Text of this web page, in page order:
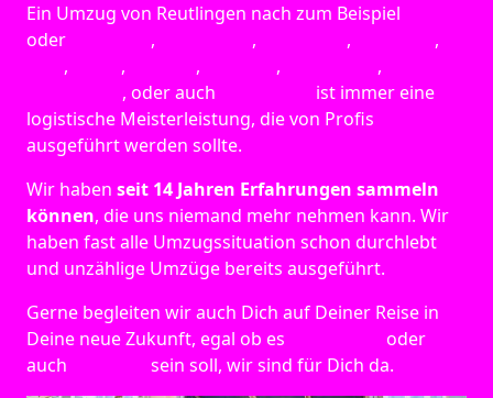
Ein Umzug von Reutlingen nach zum Beispiel
oder
, , ,
,
, , , ,
,
, oder auch
ist immer eine
logistische Meisterleistung, die von Profis
ausgeführt werden sollte.
Wir haben seit 14 Jahren Erfahrungen sammeln
können, die uns niemand mehr nehmen kann. Wir
haben fast alle Umzugssituation schon durchlebt
und unzählige Umzüge bereits ausgeführt.
Gerne begleiten wir auch Dich auf Deiner Reise in
Deine neue Zukunft, egal ob es
oder
auch
sein soll, wir sind für Dich da.